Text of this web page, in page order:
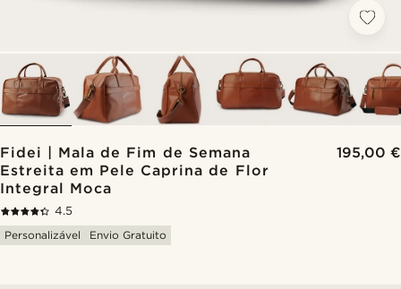
Fidei | Mala de Fim de Semana
Estreita em Pele Caprina de Flor
Integral Moca
195,00 €
4.5
Personalizável
Envio Gratuito